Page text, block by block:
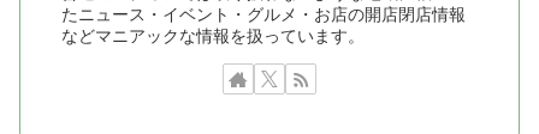
たニュース・イベント・グルメ・お店の開店閉店情報
などマニアックな情報を扱っています。